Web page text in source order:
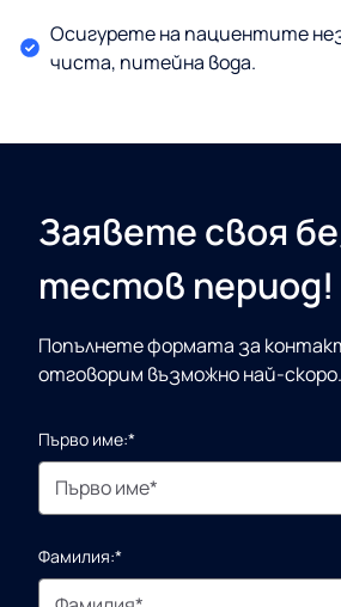
Осигурете на пациентите
чиста, питейна вода.
Заявете своя
тестов период!
Попълнете формата за
отговорим възможно най-скоро.
Първо име:*
Фамилия:*